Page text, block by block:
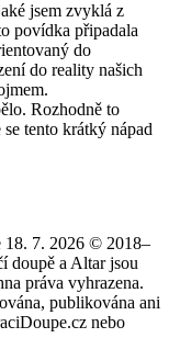
jsem zvyklá z
povídka připadala
do
do reality našich
Rozhodně to
tento krátký nápad
18. 7. 2026 © 2018–
doupě a Altar jsou
práva vyhrazena.
publikována ani
nebo